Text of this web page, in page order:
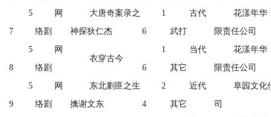
5
7
网
络剧
大唐奇案录之
神探狄仁杰
1
6
古代
武打
花漾年华
限责任公司
5
8
网
络剧
衣穿古今
1
6
当代
其它
花漾年华
限责任公司
5
9
网
络剧
东北剿匪之生
擒谢文东
2
4
近代
其它
阜园文化
司